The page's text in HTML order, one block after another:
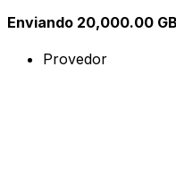
Enviando 20,000.00
Provedor